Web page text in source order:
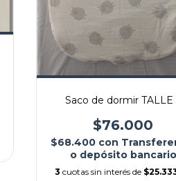
Saco de dormir TALLE
$76.000
$68.400 con
o depósito bancario
3 cuotas sin interés de